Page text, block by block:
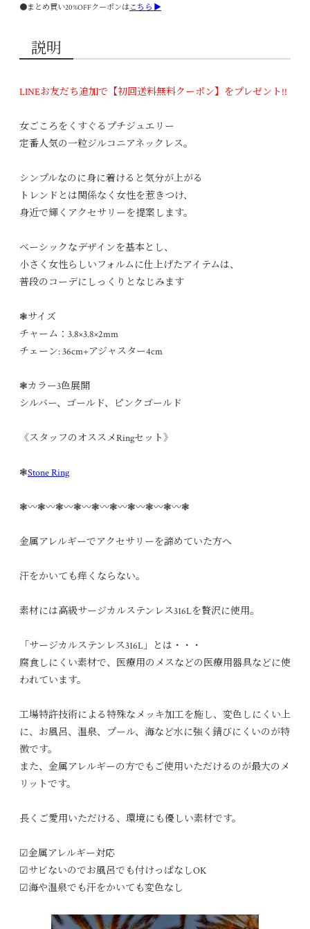
●まとめ買い20%OFFクーポンはこちら ▶
説明
LINEお友だち追加で【初回送料無料クーポン】をプレゼント!!
女ごころをくすぐるプチジュエリー
定番人気の一粒ジルコニアネックレス。
シンプルなのに身に着けると気分が上がる
トレンドとは関係なく女性を惹きつけ、
身近で輝くアクセサリーを提案します。
ベーシックなデザインを基本とし、
小さく女性らしいフォルムに仕上げたアイテムは、
普段のコーデにしっくりとなじみます
❃サイズ
チャーム：3.8×3.8×2mm
チェーン: 36cm+アジャスター4cm
❃カラー3色展開
シルバー、ゴールド、ピンクゴールド
《スタッフのオススメRingセット》
❃Stone Ring
❃〰︎❃〰︎❃〰︎❃〰︎❃〰︎❃〰︎❃〰︎❃〰︎❃〰︎❃
金属アレルギーでアクセサリーを諦めていた方へ
汗をかいても痒くならない。
素材には高級サージカルステンレス316Lを贅沢に使用。
「サージカルステンレス316L」とは・・・
腐食しにくい素材で、医療用のメスなどの医療用器具などに使
われています。
工場特許技術による特殊なメッキ加工を施し、変色しにくい上
に、お風呂、温泉、プール、海など水に強く錆びにくいのが特
徴です。
また、金属アレルギーの方でもご使用いただけるのが最大のメ
リットです。
長くご愛用いただける、環境にも優しい素材です。
☑︎金属アレルギー対応
☑︎サビないのでお風呂でも付けっぱなしOK
☑︎海や温泉でも汗をかいても変色なし